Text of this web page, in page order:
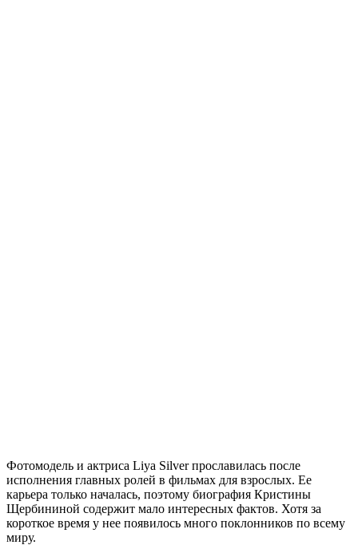
Фотомодель и актриса Liya Silver прославилась после
исполнения главных ролей в фильмах для взрослых. Ее
карьера только началась, поэтому биография Кристины
Щербининой содержит мало интересных фактов. Хотя за
короткое время у нее появилось много поклонников по всему
миру.